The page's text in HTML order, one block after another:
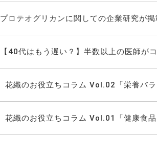
プロテオグリカンに関しての企業研究が掲
【40代はもう遅い？】半数以上の医師が
花織のお役立ちコラム Vol.02「栄養バラ
花織のお役立ちコラム Vol.01「健康食品